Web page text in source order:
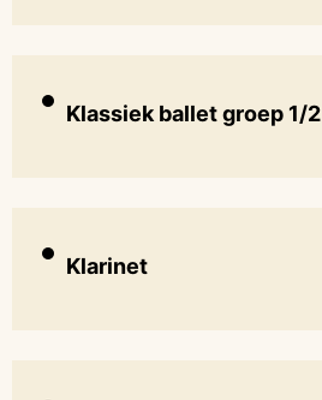
Klassiek ballet groep 1/2
Klarinet